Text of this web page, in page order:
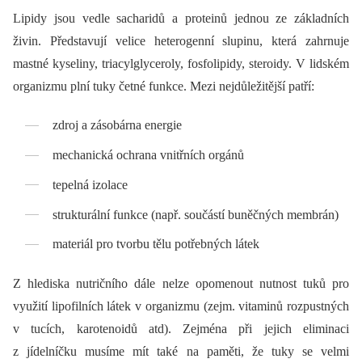
Lipidy jsou vedle sacharidů a proteinů jednou ze základních
živin. Představují velice heterogenní slupinu, která zahrnuje
mastné kyseliny, triacylglyceroly, fosfolipidy, steroidy. V lidském
organizmu plní tuky četné funkce. Mezi nejdůležitější patří:
zdroj a zásobárna energie
mechanická ochrana vnitřních orgánů
tepelná izolace
strukturální funkce (např. součástí buněčných membrán)
materiál pro tvorbu tělu potřebných látek
Z hlediska nutričního dále nelze opomenout nutnost tuků pro
využití lipofilních látek v organizmu (zejm. vitaminů rozpustných
v tucích, karotenoidů atd). Zejména při jejich eliminaci
z jídelníčku musíme mít také na paměti, že tuky se velmi